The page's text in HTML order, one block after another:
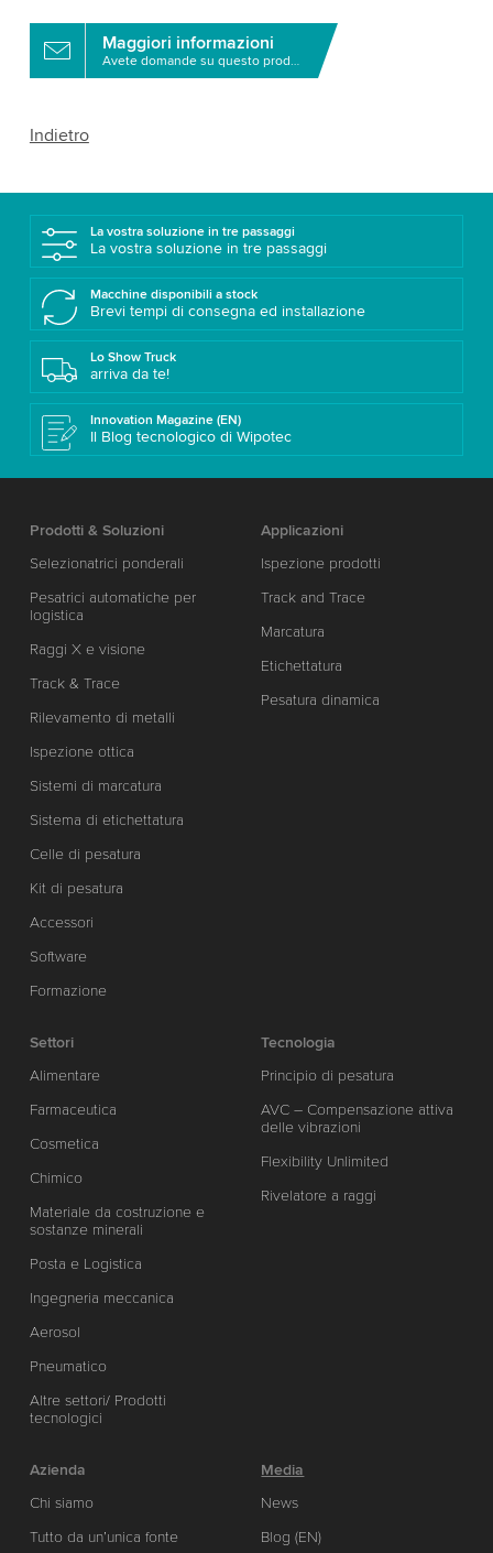
Maggiori informazioni
Avete domande su questo prodotto?
Indietro
La vostra soluzione in tre passaggi
La vostra soluzione in tre passaggi
Macchine disponibili a stock
Brevi tempi di consegna ed installazione
Lo Show Truck
arriva da te!
Innovation Magazine (EN)
Il Blog tecnologico di Wipotec
Prodotti & Soluzioni
Selezionatrici ponderali
Pesatrici automatiche per
logistica
Raggi X e visione
Track & Trace
Rilevamento di metalli
Ispezione ottica
Sistemi di marcatura
Sistema di etichettatura
Celle di pesatura
Kit di pesatura
Accessori
Software
Formazione
Applicazioni
Ispezione prodotti
Track and Trace
Marcatura
Etichettatura
Pesatura dinamica
Settori
Alimentare
Farmaceutica
Cosmetica
Chimico
Materiale da costruzione e
sostanze minerali
Posta e Logistica
Ingegneria meccanica
Aerosol
Pneumatico
Altre settori/ Prodotti
tecnologici
Tecnologia
Principio di pesatura
AVC – Compensazione attiva
delle vibrazioni
Flexibility Unlimited
Rivelatore a raggi
Azienda
Chi siamo
Tutto da un’unica fonte
Media
News
Blog (EN)